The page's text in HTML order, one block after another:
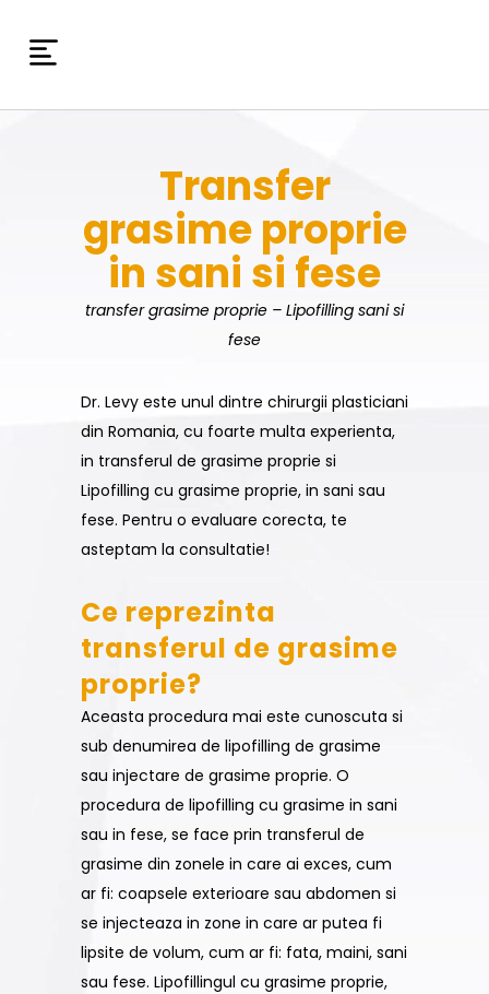
Transfer
grasime proprie
in sani si fese
transfer grasime proprie – Lipofilling sani si
fese
Dr. Levy este unul dintre chirurgii plasticiani
din Romania, cu foarte multa experienta,
in transferul de grasime proprie si
Lipofilling cu grasime proprie, in sani sau
fese. Pentru o evaluare corecta, te
asteptam la consultatie!
Ce reprezinta
transferul de grasime
proprie?
Aceasta procedura mai este cunoscuta si
sub denumirea de lipofilling de grasime
sau injectare de grasime proprie. O
procedura de lipofilling cu grasime in sani
sau in fese, se face prin transferul de
grasime din zonele in care ai exces, cum
ar fi: coapsele exterioare sau abdomen si
se injecteaza in zone in care ar putea fi
lipsite de volum, cum ar fi: fata, maini, sani
sau fese. Lipofillingul cu grasime proprie,